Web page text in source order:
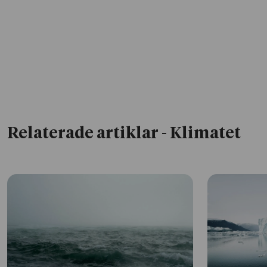
Relaterade artiklar - Klimatet